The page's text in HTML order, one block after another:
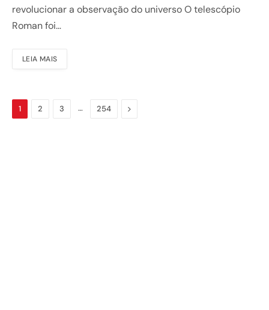
revolucionar a observação do universo O telescópio
Roman foi…
LEIA MAIS
1 2 3 … 254 Next